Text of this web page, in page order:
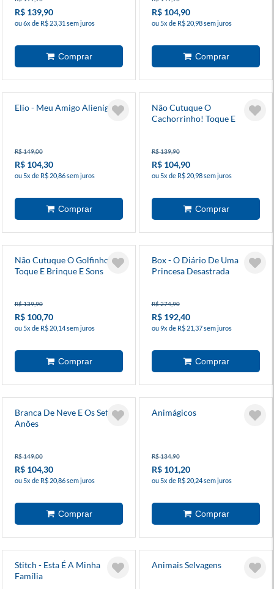
R$ 139,90
ou 6x de R$ 23,31 sem juros
R$ 104,90
ou 5x de R$ 20,98 sem juros
Elio - Meu Amigo Alienígena
R$ 149,00
R$ 104,30
ou 5x de R$ 20,86 sem juros
Não Cutuque O
Cachorrinho! Toque E
R$ 139,90
R$ 104,90
ou 5x de R$ 20,98 sem juros
Não Cutuque O Golfinho!
Toque E Brinque E Sons
R$ 139,90
R$ 100,70
ou 5x de R$ 20,14 sem juros
Box - O Diário De Uma
Princesa Desastrada
R$ 274,90
R$ 192,40
ou 9x de R$ 21,37 sem juros
Branca De Neve E Os Sete
Anões
R$ 149,00
R$ 104,30
ou 5x de R$ 20,86 sem juros
Animágicos
R$ 134,90
R$ 101,20
ou 5x de R$ 20,24 sem juros
Stitch - Esta É A Minha
Família
Animais Selvagens